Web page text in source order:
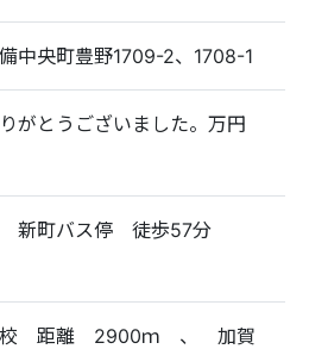
中央町豊野1709-2、1708-1
がとうございました。万円
新町バス停 徒歩57分
校 距離 2900ｍ 、 加賀